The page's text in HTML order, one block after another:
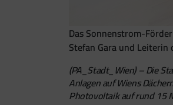
Das Sonnenstrom-
Stefan Gara und
(PA_Stadt_Wien) – Die
Anlagen auf Wiens
Photovoltaik auf rund 15